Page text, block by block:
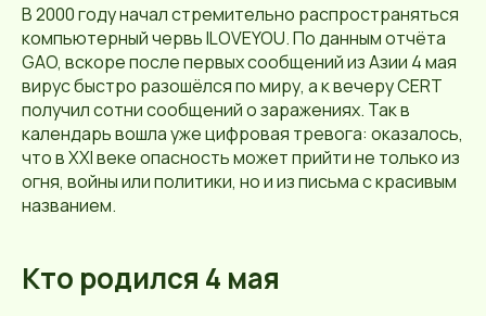
В 2000 году начал стремительно распространяться
компьютерный червь ILOVEYOU. По данным отчёта
GAO, вскоре после первых сообщений из Азии 4 мая
вирус быстро разошёлся по миру, а к вечеру CERT
получил сотни сообщений о заражениях. Так в
календарь вошла уже цифровая тревога: оказалось,
что в XXI веке опасность может прийти не только из
огня, войны или политики, но и из письма с красивым
названием.
Кто родился 4 мая